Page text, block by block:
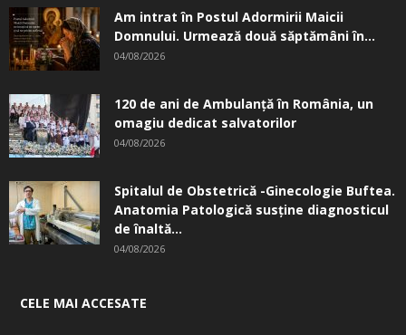
Am intrat în Postul Adormirii Maicii
Domnului. Urmează două săptămâni în...
04/08/2026
120 de ani de Ambulanță în România, un
omagiu dedicat salvatorilor
04/08/2026
Spitalul de Obstetrică -Ginecologie Buftea.
Anatomia Patologică susţine diagnosticul
de înaltă...
04/08/2026
CELE MAI ACCESATE